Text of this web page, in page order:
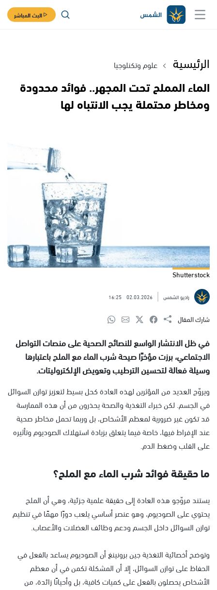
البث المباشر
الرئيسية علوم وتكنلوجيا
الماء المملح تحت المجهر.. فوائد محدودة
ومخاطر محتملة يجب الانتباه لها
Shutterstock
راديو الشمس 02.03.2026
16:25
شارك المقال
في ظل الانتشار الواسع للنصائح الصحية على منصات التواصل
الاجتماعي، برزت مؤخرًا صيحة شرب الماء مع الملح باعتبارها
وسيلة فعالة لتحسين الترطيب وتعويض الإلكتروليتات.
ويروّج العديد من المؤثرين لهذه العادة كحل بسيط لتعزيز توازن السوائل
في الجسم. لكن خبراء التغذية والصحة يحذرون من أن هذه الممارسة
قد تكون غير ضرورية لمعظم الأشخاص، بل وربما تحمل مخاطر صحية
عند الإفراط فيها، خاصة فيما يتعلق بزيادة استهلاك الصوديوم وتأثيره
على القلب وضغط الدم.
ما حقيقة فوائد شرب الماء مع الملح؟
يستند مروّجو هذه العادة إلى حقيقة علمية جزئية، وهي أن الملح
يحتوي على الصوديوم، وهو عنصر أساسي يلعب دورًا مهمًا في تنظيم
توازن السوائل داخل الجسم ودعم وظائف العضلات والأعصاب.
وتوضح أخصائية التغذية جين برونينغ أن الصوديوم يساعد بالفعل في
الحفاظ على توازن السوائل، إلا أن المشكلة تكمن في أن معظم
الأشخاص يحصلون بالفعل على كميات كافية، بل وأحيانًا زائدة، من